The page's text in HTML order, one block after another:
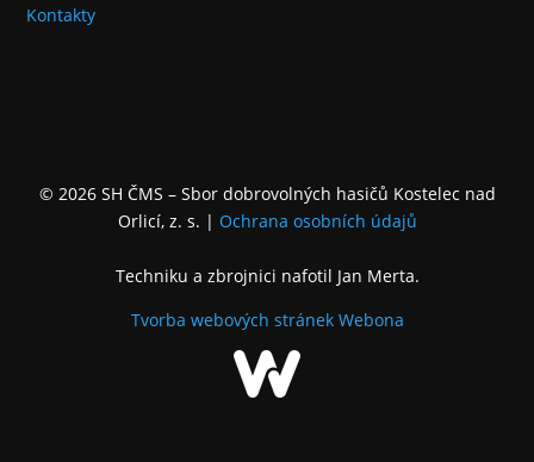
Kontakty
© 2026 SH ČMS – Sbor dobrovolných hasičů Kostelec nad
Orlicí, z. s. | Ochrana osobních údajů
Techniku a zbrojnici nafotil Jan Merta.
Tvorba webových stránek Webona